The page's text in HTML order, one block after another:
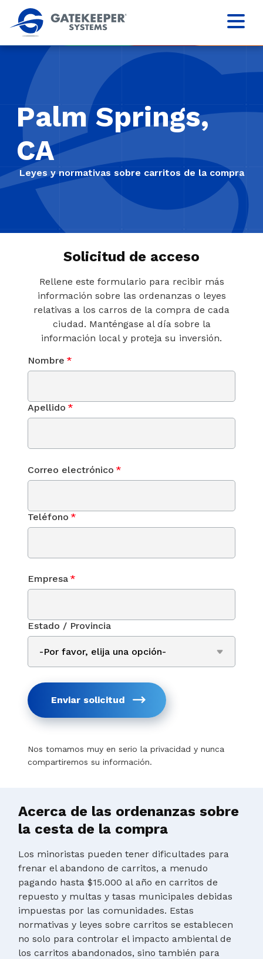
Palm Springs,
CA
Leyes y normativas sobre carritos de la compra
Solicitud de acceso
Rellene este formulario para recibir más
información sobre las ordenanzas o leyes
relativas a los carros de la compra de cada
ciudad. Manténgase al día sobre la
información local y proteja su inversión.
Nombre *
Apellido *
Correo electrónico *
Teléfono *
Empresa *
Estado / Provincia
Enviar solicitud
Nos tomamos muy en serio la privacidad y nunca
compartiremos su información.
Acerca de las ordenanzas sobre
la cesta de la compra
Los minoristas pueden tener dificultades para
frenar el abandono de carritos, a menudo
pagando hasta $15.000 al año en carritos de
repuesto y multas y tasas municipales debidas
impuestas por las comunidades. Estas
normativas y leyes sobre carritos se establecen
no solo para controlar el impacto ambiental de
los carritos abandonados, sino también para